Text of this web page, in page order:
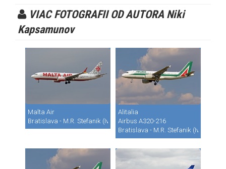
VIAC FOTOGRAFII OD AUTORA Niki
Kapsamunov
Malta Air
Bratislava - M.R. Stefanik (Ivanka) (BTS / LZIB)
Alitalia
Airbus A320-216
Bratislava - M.R. Stefanik (Ivanka)